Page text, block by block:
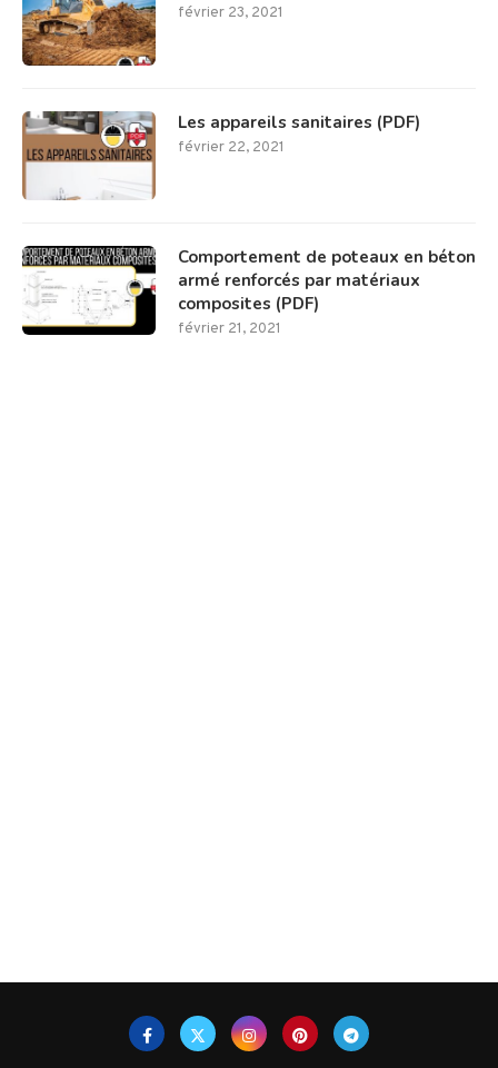
février 23, 2021
Les appareils sanitaires (PDF)
février 22, 2021
Comportement de poteaux en béton
armé renforcés par matériaux
composites (PDF)
février 21, 2021